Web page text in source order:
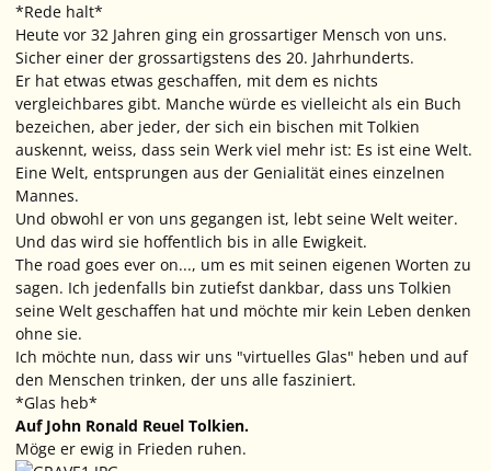
*Rede halt*
Heute vor 32 Jahren ging ein grossartiger Mensch von uns.
Sicher einer der grossartigstens des 20. Jahrhunderts.
Er hat etwas etwas geschaffen, mit dem es nichts
vergleichbares gibt. Manche würde es vielleicht als ein Buch
bezeichen, aber jeder, der sich ein bischen mit Tolkien
auskennt, weiss, dass sein Werk viel mehr ist: Es ist eine Welt.
Eine Welt, entsprungen aus der Genialität eines einzelnen
Mannes.
Und obwohl er von uns gegangen ist, lebt seine Welt weiter.
Und das wird sie hoffentlich bis in alle Ewigkeit.
The road goes ever on..., um es mit seinen eigenen Worten zu
sagen. Ich jedenfalls bin zutiefst dankbar, dass uns Tolkien
seine Welt geschaffen hat und möchte mir kein Leben denken
ohne sie.
Ich möchte nun, dass wir uns "virtuelles Glas" heben und auf
den Menschen trinken, der uns alle fasziniert.
*Glas heb*
Auf John Ronald Reuel Tolkien.
Möge er ewig in Frieden ruhen.